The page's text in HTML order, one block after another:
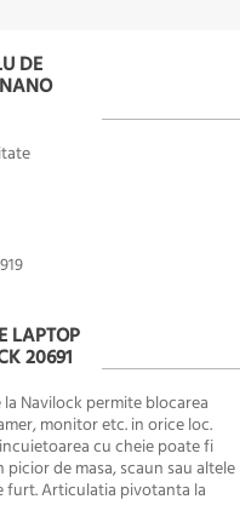
DE
LAPTOP
20691
Navilock permite blocarea
monitor etc. in orice loc.
cu cheie poate fi
de masa, scaun sau altele
furt. Articulatia pivotanta la